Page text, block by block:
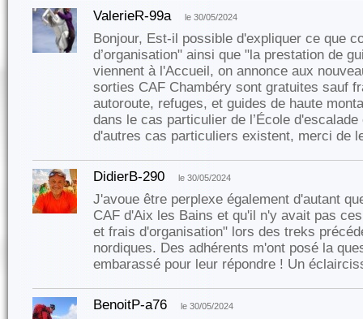
ValerieR-99a le 30/05/2024
Bonjour, Est-il possible d'expliquer ce que
d’organisation" ainsi que "la prestation de
viennent à l'Accueil, on annonce aux
sorties CAF Chambéry sont gratuites sauf
autoroute, refuges, et guides de haute
dans le cas particulier de l’École d'escalade
d'autres cas particuliers existent, merci de
DidierB-290 le 30/05/2024
J'avoue être perplexe également d'autant
CAF d'Aix les Bains et qu'il n'y avait pas
et frais d'organisation" lors des treks
nordiques. Des adhérents m'ont posé la
embarassé pour leur répondre ! Un
BenoitP-a76 le 30/05/2024